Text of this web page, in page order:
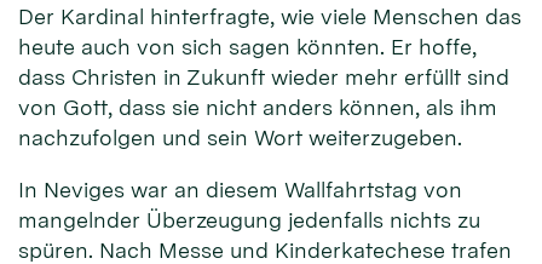
Der Kardinal hinterfragte, wie viele Menschen das
heute auch von sich sagen könnten. Er hoffe,
dass Christen in Zukunft wieder mehr erfüllt sind
von Gott, dass sie nicht anders können, als ihm
nachzufolgen und sein Wort weiterzugeben.
In Neviges war an diesem Wallfahrtstag von
mangelnder Überzeugung jedenfalls nichts zu
spüren. Nach Messe und Kinderkatechese trafen